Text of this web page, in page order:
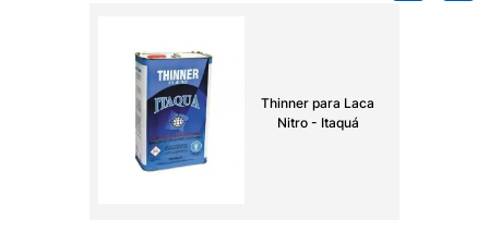
Thinner para Laca
Nitro - Itaquá